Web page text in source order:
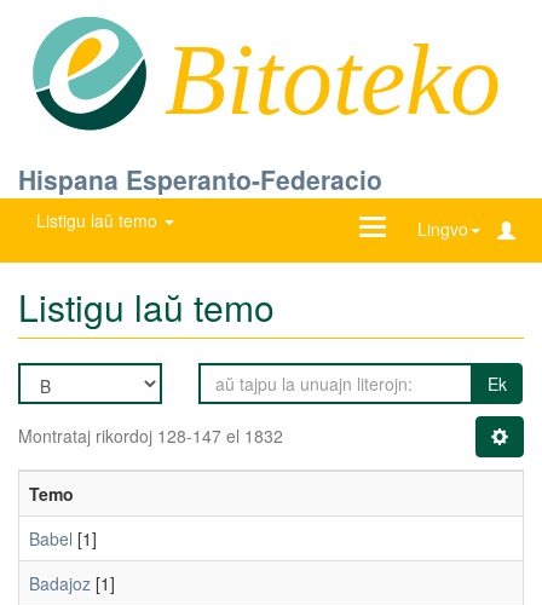
Bitoteko
Hispana Esperanto-Federacio
Listigu laŭ temo Lingvo
Ŝanĝu
Listigu laŭ temo
Ek
Montrataj rikordoj 128-147 el 1832
Temo
Babel [1]
Badajoz [1]